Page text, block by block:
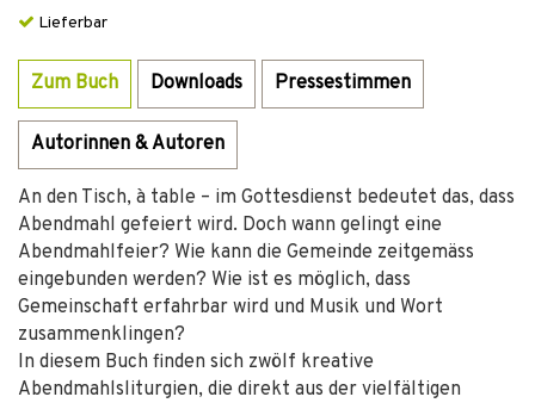
Lieferbar
Zum Buch Downloads Pressestimmen
Autorinnen & Autoren
An den Tisch, à table – im Gottesdienst bedeutet das, dass
Abendmahl gefeiert wird. Doch wann gelingt eine
Abendmahlfeier? Wie kann die Gemeinde zeitgemäss
eingebunden werden? Wie ist es möglich, dass
Gemeinschaft erfahrbar wird und Musik und Wort
zusammenklingen?
In diesem Buch finden sich zwölf kreative
Abendmahlsliturgien, die direkt aus der vielfältigen